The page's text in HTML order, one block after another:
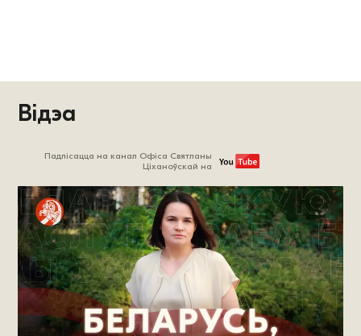
Відэа
Падпісацца на канал Офіса Святланы
Ціханоўскай на